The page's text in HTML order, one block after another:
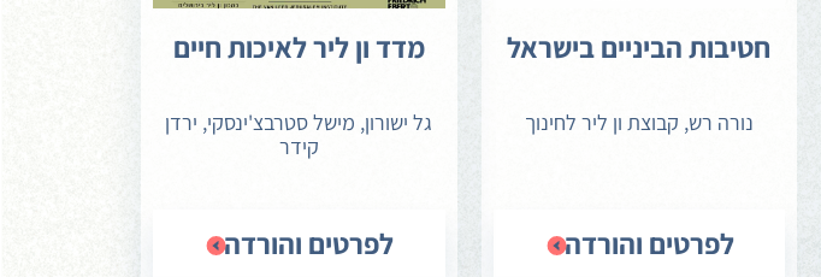
חטיבות הביניים בישראל
נורה רש, קבוצת ון ליר לחינוך
לפרטים והורדה
מדד ון ליר לאיכות חיים
גל ישורון, מישל סטרבצ'ינסקי, ירדן
קידר
לפרטים והורדה